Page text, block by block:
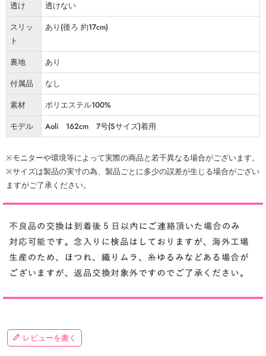
透け
透けない
スリッ
ト
あり(後ろ 約17cm)
裏地
あり
付属品
なし
素材
ポリエステル100%
モデル
Aoli 162cm 7号(Sサイズ)着用
※モニターや環境等によって実際の商品と若干異なる場合がございます。
※サイズは製品の実寸の為、製品ごとに多少の誤差が生じる場合がござい
ますがご了承ください。
レビューを書く